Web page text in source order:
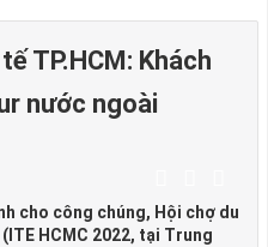
TP.HCM: Khách
nước ngoài
cho công chúng, Hội chợ du
HCMC 2022, tại Trung